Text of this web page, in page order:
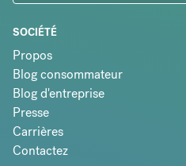
SOCIÉTÉ
Propos
Blog consommateur
Blog d'entreprise
Presse
Carrières
Contactez